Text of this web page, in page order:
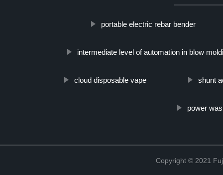
portable electric rebar bender
intermediate level of automation in blow
cloud disposable vape shunt
power
Copyright © 2021